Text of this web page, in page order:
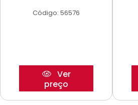
Código: 56576
Ver
preço